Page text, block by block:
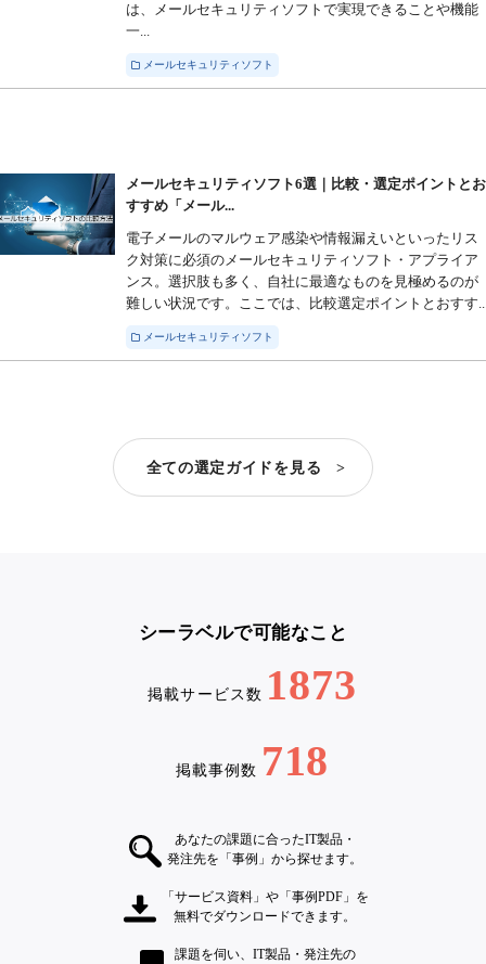
は、メールセキュリティソフトで実現できることや機能
一...
メールセキュリティソフト
メールセキュリティソフト6選｜比較・選定ポイントとお
すすめ「メール...
電子メールのマルウェア感染や情報漏えいといったリス
ク対策に必須のメールセキュリティソフト・アプライア
ンス。選択肢も多く、自社に最適なものを見極めるのが
難しい状況です。ここでは、比較選定ポイントとおすす
メールセキュリティソフト
全ての選定ガイドを見る >
シーラベルで可能なこと
掲載サービス数 1873
掲載事例数 718
あなたの課題に合ったIT製品・
発注先を「事例」から探せます。
「サービス資料」や「事例PDF」を
無料でダウンロードできます。
課題を伺い、IT製品・発注先の